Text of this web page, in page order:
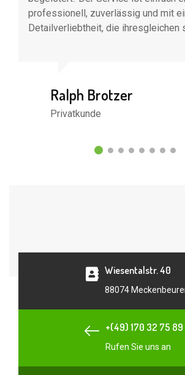
professionell, zuverlässig und mit
Detailverliebtheit, die ihresgleichen
Ralph Brotzer
Privatkunde
Wiesentalstr. 40
88074
+(49) 170 32 75 89
Rufen Sie uns an